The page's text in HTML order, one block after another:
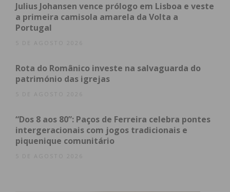
atenta às necessidades de todos”, abrindo caminho
para futuros projetos conjuntos em prol da
comunidade do Vale do Sousa.
Subscreva a newsletter do
Assine nossa newsletter por e-mail e
obtenha de forma regular a informação
Julius Johansen vence prólogo em Lisboa e veste
a primeira camisola amarela da Volta a
Portugal
5 DE AGOSTO 2026
Rota do Românico investe na salvaguarda do
património das igrejas
5 DE AGOSTO 2026
“Dos 8 aos 80”: Paços de Ferreira celebra pontes
intergeracionais com jogos tradicionais e
piquenique comunitário
5 DE AGOSTO 2026